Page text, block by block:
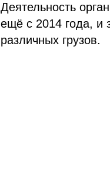
Деятельность
ещё с 2014 года, и
различных грузов.